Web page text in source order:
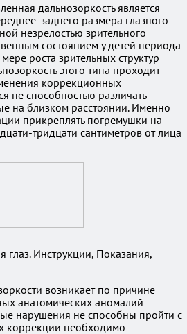
дальнозоркость является
заднего размера глазного
незрелостью зрительного
состоянием у детей периода
роста зрительных структур
этого типа проходит
коррекционных
не способностью различать
на близком расстоянии. Именно
прикреплять погремушки на
тридцати сантиметров от лица
глаз. Инструкции, Показания,
возникает по причине
анатомических аномалий
нарушения не способны пройти с
коррекции необходимо